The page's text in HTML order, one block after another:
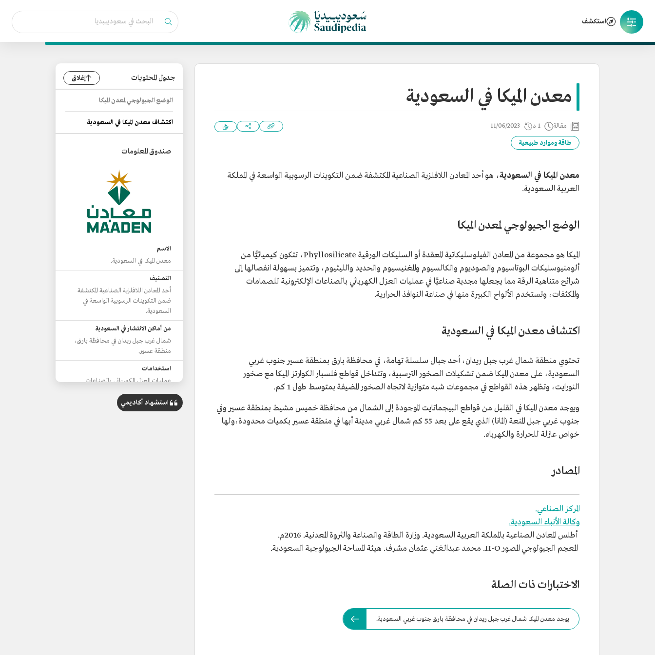
استكشف
معدن الميكا في السعودية
مقالة 1 د 11/06/2023
طاقة وموارد طبيعية
معدن الميكا في السعودية، هو أحد المعادن اللافلزية الصناعية المكتشفة ضمن التكوينات الرسوبية الواسعة في المملكة
العربية السعودية.
الوضع الجيولوجي لمعدن الميكا
الميكا هو مجموعة من المعادن الفيلوسليكاتية المعقدة أو السليكات الورقية Phyllosilicate، تتكون كيميائيًّا من
ألومنيوسليكات البوتاسيوم والصوديوم والكالسيوم والمغنيسيوم والحديد والليثيوم، وتتميز بسهولة انفصالها إلى
شرائح متناهية الرقة مما يجعلها مجدية صناعيًّا في عمليات العزل الكهربائي بالصناعات الإلكترونية للصمامات
والمكثفات، وتستخدم الألواح الكبيرة منها في صناعة النوافذ الحرارية.
اكتشاف معدن الميكا في السعودية
تحتوي منطقة شمال غرب جبل ريدان، أحد جبال سلسلة تهامة، في محافظة بارق بمنطقة عسير جنوب غربي
السعودية، على معدن الميكا ضمن تشكيلات الصخور الترسبية، وتتداخل قواطع فلسبار الكوارتز-الميكا مع صخور
النورايت، وتظهر هذه القواطع في مجموعات شبه متوازية لاتجاه الصخور المضيفة بمتوسط طول 1 كم.
ويوجد معدن الميكا في القليل من قواطع البيجماتايت الموجودة إلى الشمال من محافظة خميس مشيط بمنطقة عسير وفي
جنوب غربي جبل المنعة (المانا) الذي يقع على بعد 55 كم شمال غربي مدينة أبها في منطقة عسير بكميات محدودة،ولها
خواص عازلة للحرارة والكهرباء.
المصادر
المركز الصناعي.
وكالة الأنباء السعودية.
أطلس المعادن الصناعية بالمملكة العربية السعودية. وزارة الطاقة والصناعة والثروة المعدنية. 2016م.
المعجم الجيولوجي المصور H-O. محمد عبدالغني عثمان مشرف. هيئة المساحة الجيولوجية السعودية.
الاختبارات ذات الصلة
يوجد معدن الميكا شمال غرب جبل ريدان في محافظة بارق جنوب غربي السعودية.
جدول المحتويات إغلاق
الوضع الجيولوجي لمعدن الميكا
اكتشاف معدن الميكا في السعودية
صندوق المعلومات
الاسم
معدن الميكا في السعودية.
التصنيف
أحد المعادن اللافلزية الصناعية المكتشفة
ضمن التكوينات الرسوبية الواسعة في
السعودية.
من أماكن الانتشار في السعودية
شمال غرب جبل ريدان في محافظة بارق،
منطقة عسير.
استخدامات
عمليات العزل الكهربائي بالصناعات
استشهاد أكاديمي